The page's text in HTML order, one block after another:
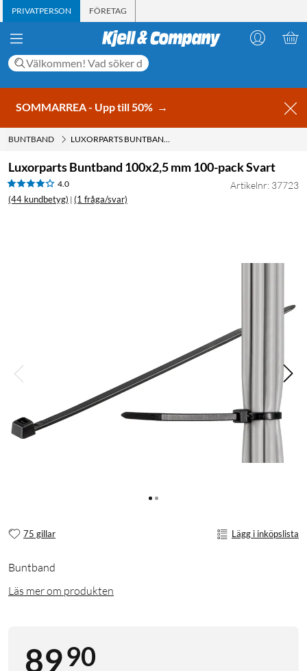
PRIVATPERSON FÖRETAG
SOMMARREA - Upp till 50% →
BUNTBAND LUXORPARTS BUNTBAND 100X2,5 MM 100-PACK SVART
Luxorparts Buntband 100x2,5 mm 100-pack Svart
4.0
(44 kundbetyg) | (1 fråga/svar)
Artikelnr: 37723
75 gillar Lägg i inköpslista
Buntband
Läs mer om produkten
8990